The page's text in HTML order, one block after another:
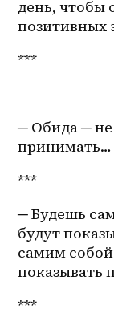
день, чтобы
***
─ Обида ─ не
принимать…
***
─ Будешь
будут
самим
показывать
***